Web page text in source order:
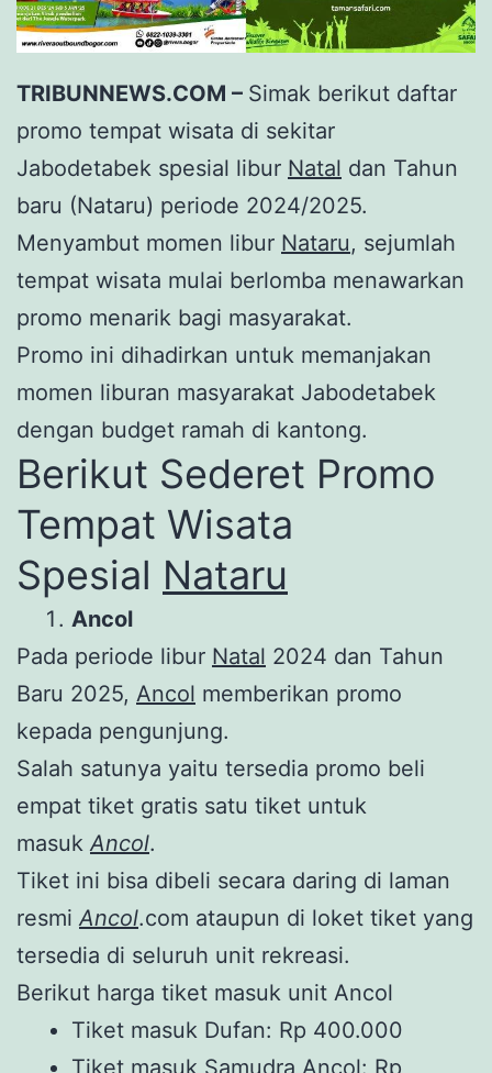
TRIBUNNEWS.COM – Simak berikut daftar
promo tempat wisata di sekitar
Jabodetabek spesial libur Natal dan Tahun
baru (Nataru) periode 2024/2025.
Menyambut momen libur Nataru, sejumlah
tempat wisata mulai berlomba menawarkan
promo menarik bagi masyarakat.
Promo ini dihadirkan untuk memanjakan
momen liburan masyarakat Jabodetabek
dengan budget ramah di kantong.
Berikut Sederet Promo
Tempat Wisata
Spesial Nataru
Ancol
Pada periode libur Natal 2024 dan Tahun
Baru 2025, Ancol memberikan promo
kepada pengunjung.
Salah satunya yaitu tersedia promo beli
empat tiket gratis satu tiket untuk
masukAncol.
Tiket ini bisa dibeli secara daring di laman
resmiAncol.com ataupun di loket tiket yang
tersedia di seluruh unit rekreasi.
Berikut harga tiket masuk unit Ancol
Tiket masuk Dufan: Rp 400.000
Tiket masuk Samudra Ancol: Rp